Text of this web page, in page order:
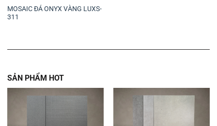
MOSAIC ĐÁ ONYX VÀNG LUXS-
311
SẢN PHẨM HOT